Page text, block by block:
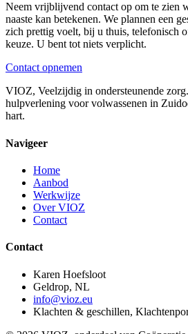
Neem vrijblijvend contact op om te zien
naaste kan betekenen. We plannen een
zich prettig voelt, bij u thuis, telefonisch
keuze. U bent tot niets verplicht.
Contact opnemen
VIOZ, Veelzijdig in ondersteunende
hulpverlening voor volwassenen in
hart.
Navigeer
Home
Aanbod
Werkwijze
Over VIOZ
Contact
Contact
Karen Hoefsloot
Geldrop, NL
info@vioz.eu
Klachten & geschillen,